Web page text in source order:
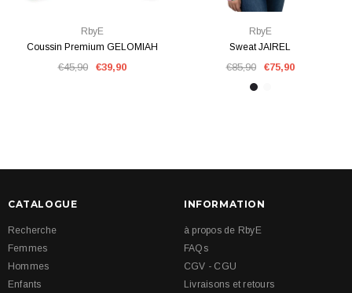
RbyE
Coussin Premium GELOMIAH
€45,90 €39,90
RbyE
Sweat JAIREL
€85,90 €75,90
CATALOGUE
Recherche
Femmes
Hommes
Enfants
INFORMATION
à propos de RbyE
FAQs
CGV - CGU
Livraisons et retours